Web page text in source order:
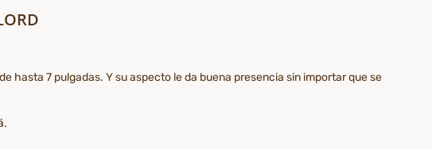
hasta 7 pulgadas. Y su aspecto le da buena presencia sin importar que se